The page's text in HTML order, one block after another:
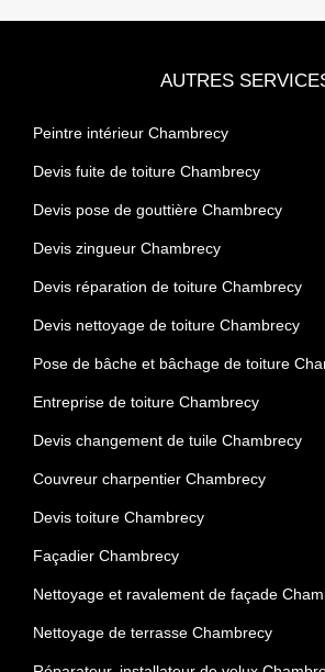
AUTRES
Peintre intérieur Chambrecy
Devis fuite de toiture Chambrecy
Devis pose de gouttière Chambrecy
Devis zingueur Chambrecy
Devis réparation de toiture Chambrecy
Devis nettoyage de toiture Chambrecy
Pose de bâche et bâchage de toiture
Entreprise de toiture Chambrecy
Devis changement de tuile Chambrecy
Couvreur charpentier Chambrecy
Devis toiture Chambrecy
Façadier Chambrecy
Nettoyage et ravalement de façade
Nettoyage de terrasse Chambrecy